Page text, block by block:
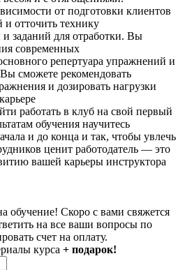
от подготовки клиентов
отточить технику
заданий для отработки. Вы
современных
репертуара упражнений и
сможете рекомендовать
и дозировать нагрузки
работать в клуб на свой первый
обучения научитесь
и до конца и так, чтобы увлечь
ценит работодатель — это
вашей карьеры инструктора
обучение! Скоро с вами свяжется
на все ваши вопросы по
счет на оплату.
курса + подарок!